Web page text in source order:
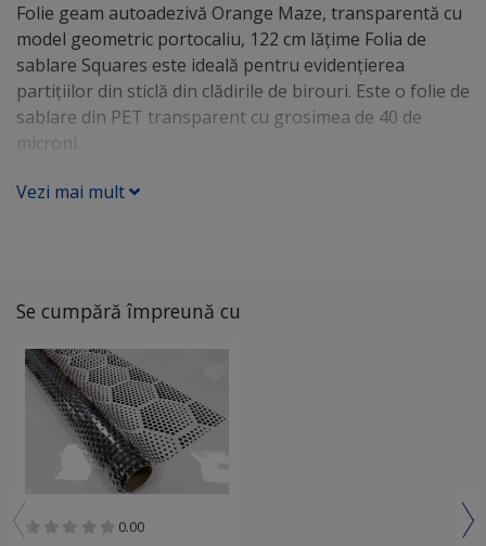
Folie geam autoadezivă Orange Maze, transparentă cu
model geometric portocaliu, 122 cm lăţime Folia de
sablare Squares este ideală pentru evidenţierea
partiţiilor din sticlă din clădirile de birouri. Este o folie de
sablare din PET transparent cu grosimea de 40 de
microni.
Vezi mai mult
Se cumpără împreună cu
0.00